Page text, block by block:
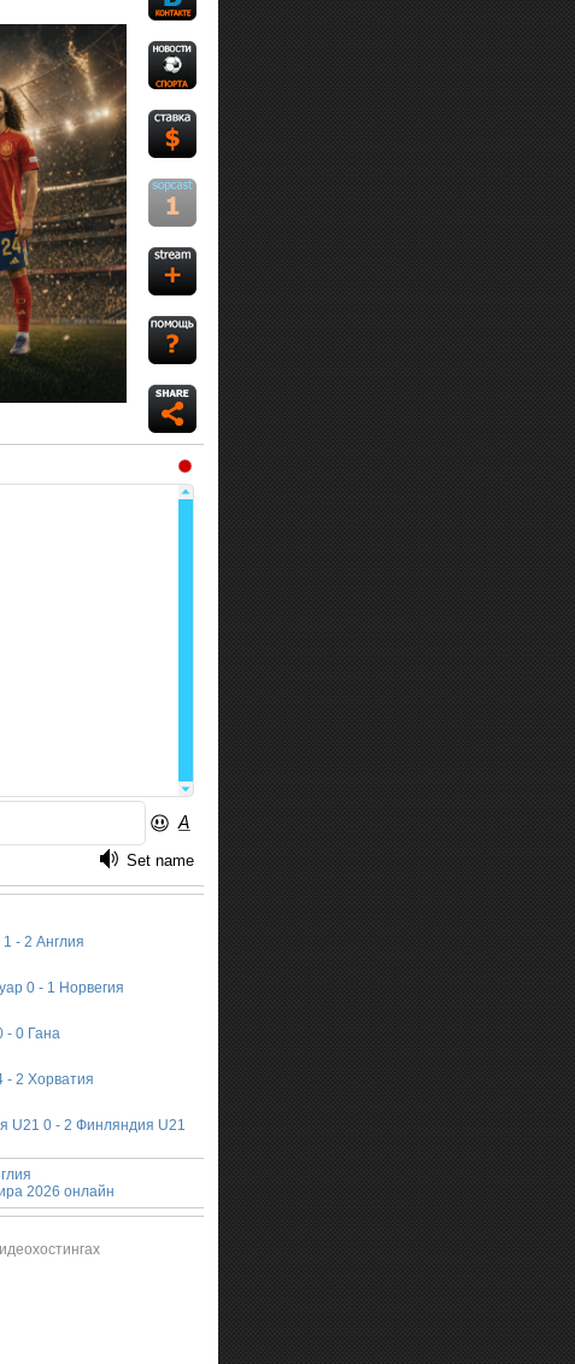
1 - 2 Англия
0 - 1 Норвегия
- 0 Гана
- 2 Хорватия
U21 0 - 2 Финляндия U21
2026 онлайн